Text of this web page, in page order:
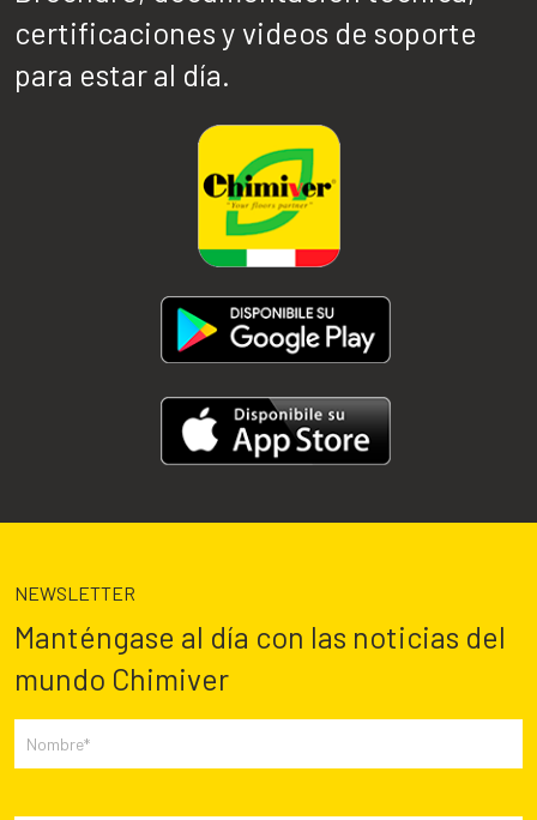
certificaciones y videos de soporte
para estar al día.
NEWSLETTER
Manténgase al día con las noticias del
mundo Chimiver